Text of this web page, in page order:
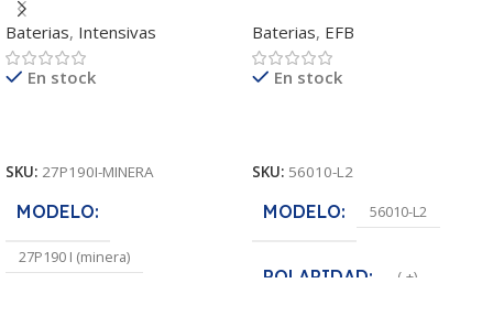
Baterias, Intensivas
En stock
SKU: 27P190I-MINERA
MODELO
27P190 I (minera)
Baterias, EFB
En stock
SKU: 56010-L2
MODELO 56010-L2
POLARIDAD (-+)